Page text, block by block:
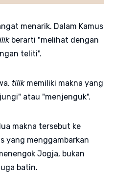
menarik. Dalam Kamus
berarti "melihat dengan
teliti".
tilikmemiliki makna yang
atau "menjenguk".
makna tersebut ke
yang menggambarkan
Jogja, bukan
batin.